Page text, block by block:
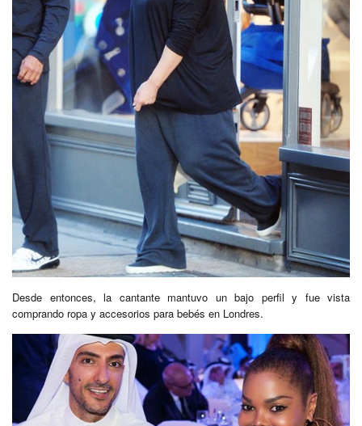
Desde entonces, la cantante mantuvo un bajo perfil y fue vista
comprando ropa y accesorios para bebés en Londres.